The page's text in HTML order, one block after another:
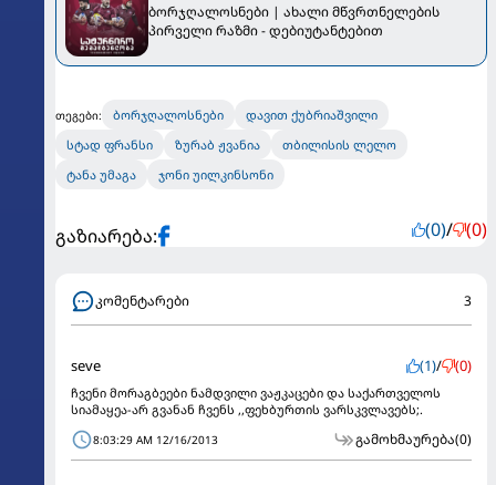
ბორჯღალოსნები | ახალი მწვრთნელების
პირველი რაზმი - დებიუტანტებით
თეგები: ბორჯღალოსნები
დავით ქუბრიაშვილი
სტად ფრანსი
ზურაბ ჟვანია
თბილისის ლელო
ტანა უმაგა
ჯონი უილკინსონი
გაზიარება: (0)/ (0)
კომენტარები 3
seve (1)/ (0)
ჩვენი მორაგბეები ნამდვილი ვაჟკაცები და საქართველოს
სიამაყეა-არ გვანან ჩვენს ,,ფეხბურთის ვარსკვლავებს;.
8:03:29 AM 12/16/2013 გამოხმაურება(0)